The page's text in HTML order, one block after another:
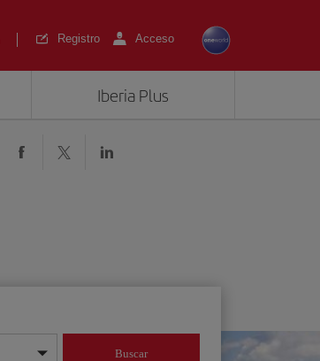
Registro Acceso
Iberia Plus
Buscar